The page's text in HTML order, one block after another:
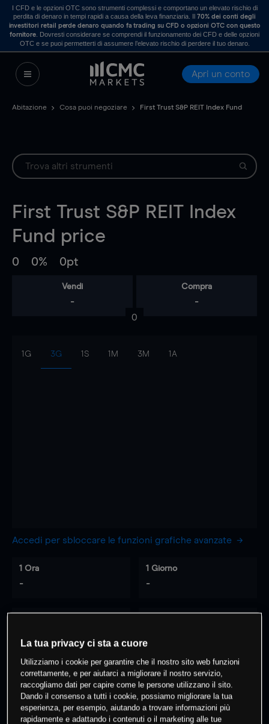
I CFD e le opzioni OTC sono strumenti complessi e comportano un elevato rischio di
perdita di denaro in tempi rapidi a causa della leva finanziaria. Il70% dei conti degli
investitori retail perde denaro quando fa trading su CFD o opzioni OTC con questo
fornitore . Dovresti considerare se comprendi il funzionamento dei CFD e delle opzioni
OTC e se puoi permetterti di assumere l’elevato rischio di perdere il tuo denaro.
Apri un conto
Abitazione Cosa puoi negoziare First Trust S&P REIT Index Fund
First Trust S&P REIT Index
Fund price
0 0% 0pt
Vendi
-
Compra
-
0
1G 3G 1S 1M 3M 1A
Accedi per sbloccare le funzioni grafiche avanzate
1 Ora
-
1 Giorno
-
0% dei clienti hanno posizionisu
questo prodotto
La tua privacy ci sta a cuore
Utilizziamo i cookie per garantire che il nostro sito web funzioni
correttamente, e per aiutarci a migliorare il nostro servizio,
raccogliamo dati per capire come le persone utilizzano il sito.
Dando il consenso a tutti i cookie, possiamo migliorare la tua
esperienza, per esempio, aiutando a trovare informazioni più
rapidamente e adattando i contenuti o il marketing alle tue